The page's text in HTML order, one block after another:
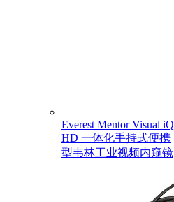
Everest Mentor Visual iQ
HD 一体化手持式便携
型韦林工业视频内窥镜